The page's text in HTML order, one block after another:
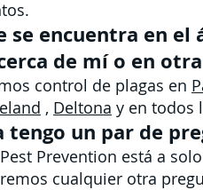
se encuentra en
de mí o en
control de plagas en
, Deltona y en todos
tengo un par de
Prevention está a
cualquier otra